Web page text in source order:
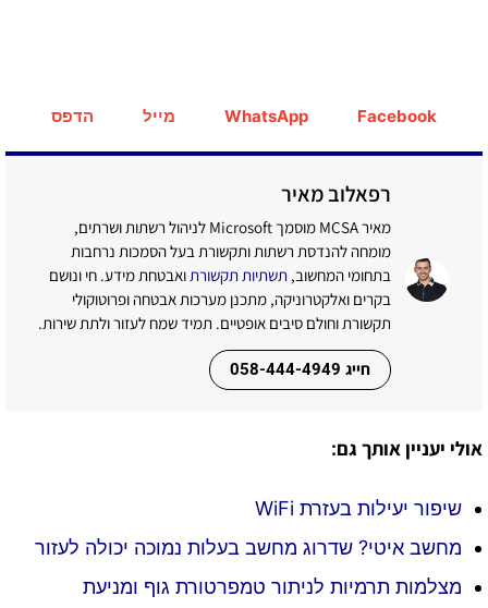
Facebook
WhatsApp מייל הדפס
רפאלוב מאיר
מאיר MCSA מוסמך Microsoft לניהול רשתות ושרתים,
מומחה להנדסת רשתות ותקשורת בעל הסמכות נרחבות
בתחומי המחשוב, תשתיות תקשורתואבטחת מידע. חי ונושם
בקרים ואלקטרוניקה, מתכנן מערכות אבטחה ופרוטוקולי
תקשורת וחולם סיבים אופטיים. תמיד שמח לעזור ולתת שירות.
חייג 058-444-4949
אולי יעניין אותך גם:
שיפור יעילות בעזרת WiFi
מחשב איטי? שדרוג מחשב בעלות נמוכה יכולה לעזור
מצלמות תרמיות לניתור טמפרטורת גוף ומניעת